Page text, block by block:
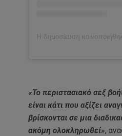
«Το περιστασιακό σεξ
είναι κάτι που αξίζει
βρίσκονται σε μια
ακόμη ολοκληρωθεί»,